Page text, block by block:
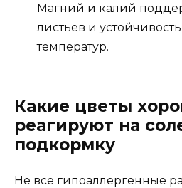
Магний и калий
листьев и
температур.
Какие цветы
реагируют на
подкормку
Не все гипоаллергенные